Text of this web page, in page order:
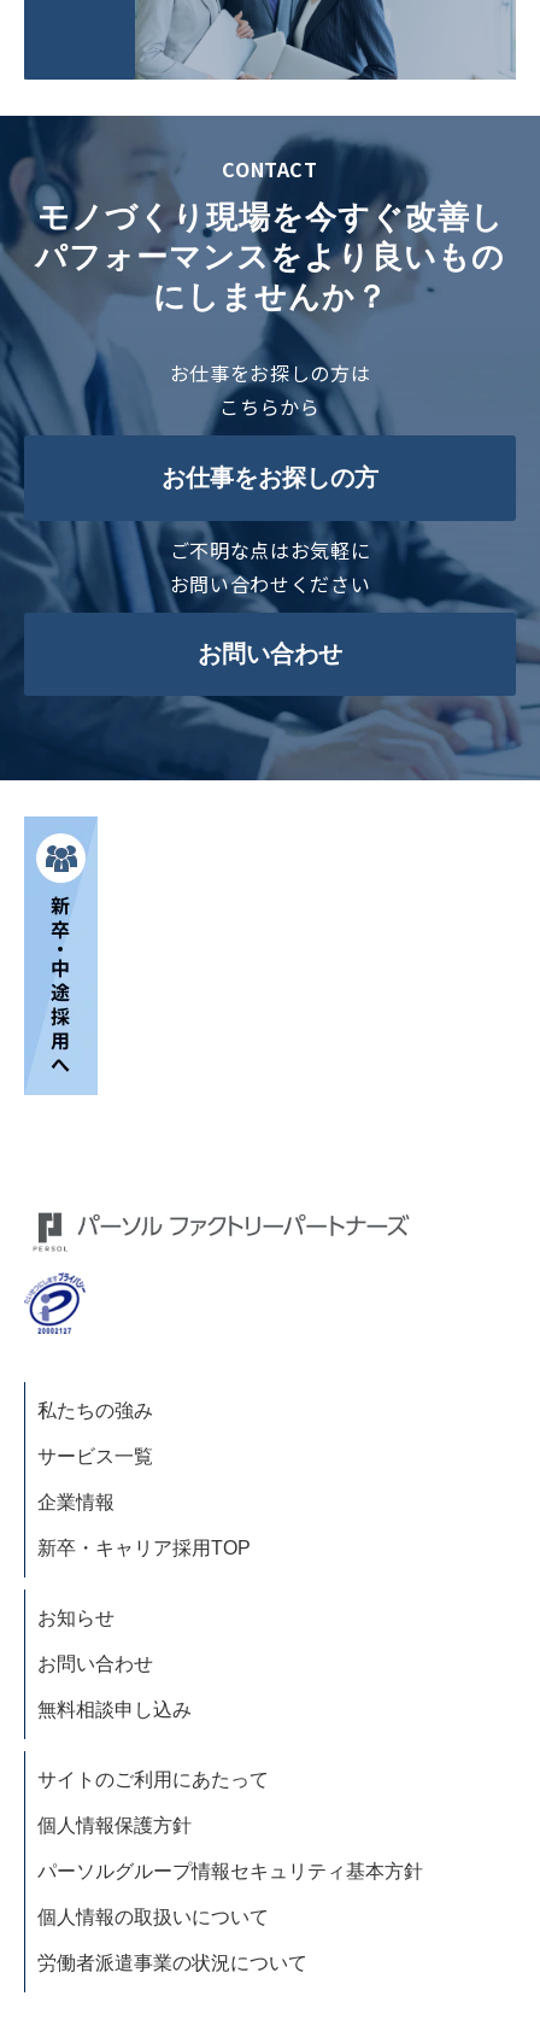
CONTACT
モノづくり現場を今すぐ改善し
パフォーマンスをより良いもの
にしませんか？
お仕事をお探しの方は
こちらから
お仕事をお探しの方
ご不明な点はお気軽に
お問い合わせください
お問い合わせ
私たちの強み
サービス一覧
企業情報
新卒・キャリア採用TOP
お知らせ
お問い合わせ
無料相談申し込み
サイトのご利用にあたって
個人情報保護方針
パーソルグループ情報セキュリティ基本方針
個人情報の取扱いについて
労働者派遣事業の状況について